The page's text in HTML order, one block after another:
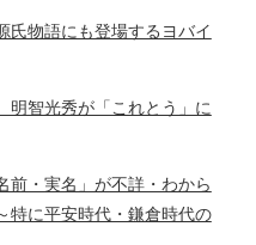
物語にも登場するヨバイ
智光秀が「これとう」に
前・実名」が不詳・わから
特に平安時代・鎌倉時代の